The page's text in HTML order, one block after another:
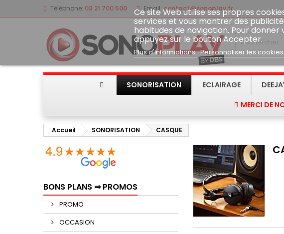
Téléphone: 03 21 700 500 Email: contact@sonoplay.fr
Ce site Web utilise ses propres
services et vous montrer des
habitudes de navigation. Pour
appuyez sur le bouton Accepter.
Plus d'informations Personnaliser les cookies
SONORISATION ECLAIRAGE
MERCI DE
Accueil SONORISATION CASQUE
BONS PLANS ⇒ PROMOS
PROMO
OCCASION